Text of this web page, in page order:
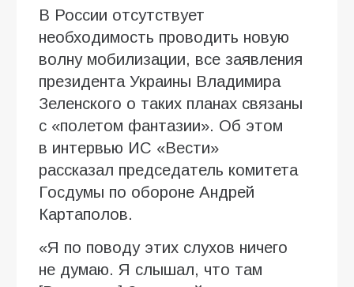
В России отсутствует
необходимость проводить новую
волну мобилизации, все заявления
президента Украины Владимира
Зеленского о таких планах связаны
с «полетом фантазии». Об этом
в интервью ИC «Вести»
рассказал председатель комитета
Госдумы по обороне Андрей
Картаполов.
«Я по поводу этих слухов ничего
не думаю. Я слышал, что там